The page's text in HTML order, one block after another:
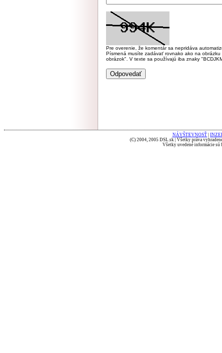
Pre overenie, že komentár sa nepridáva
Písmená musíte zadávať rovnako ako na
obrázok". V texte sa používajú iba znaky
NÁVŠTEVNOSŤ
(C) 2004, 2005 DSL.sk | Všetky práva
Všetky uvedené informácie sú